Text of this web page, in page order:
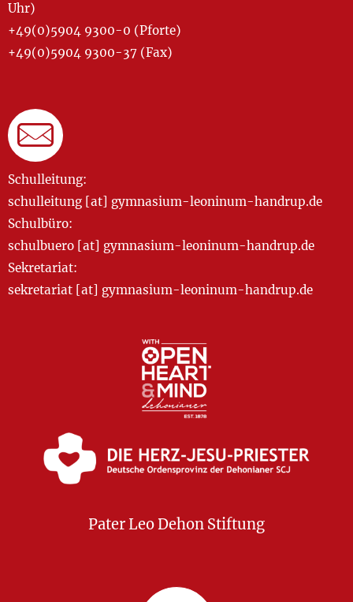
Uhr)
+49(0)5904 9300-0 (Pforte)
+49(0)5904 9300-37 (Fax)
Schulleitung:
schulleitung [at] gymnasium-leoninum-handrup.de
Schulbüro:
schulbuero [at] gymnasium-leoninum-handrup.de
Sekretariat:
sekretariat [at] gymnasium-leoninum-handrup.de
Pater Leo Dehon Stiftung